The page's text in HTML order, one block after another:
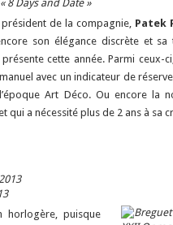
8 Days and Date »
de la compagnie, Patek
son élégance discrète et
cette année. Parmi ceux-
avec un indicateur de
Art Déco. Ou encore la
a nécessité plus de 2 ans à sa
horlogère, puisque